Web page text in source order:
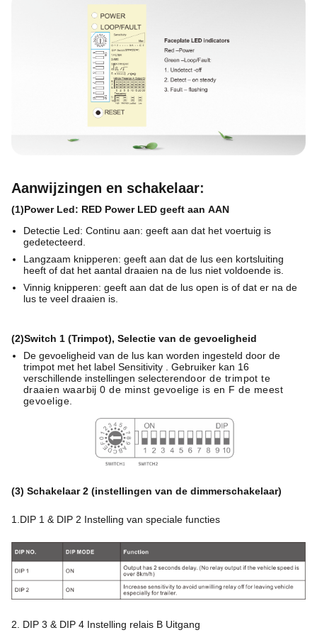
Aanwijzingen en schakelaar:
(1)Power Led: RED Power LED geeft aan AAN
Detectie Led: Continu aan: geeft aan dat het voertuig is
gedetecteerd.
Langzaam knipperen: geeft aan dat de lus een kortsluiting
heeft of dat het aantal draaien na de lus niet voldoende is.
Vinnig knipperen: geeft aan dat de lus open is of dat er na de
lus te veel draaien is.
(2)Switch 1 (Trimpot), Selectie van de gevoeligheid
De gevoeligheid van de lus kan worden ingesteld door de
trimpot met het label Sensitivity . Gebruiker kan 16
verschillende instellingen selecterendoor de trimpot te
draaien waarbij 0 de minst gevoelige is en F de meest
gevoelige.
(3) Schakelaar 2 (instellingen van de dimmerschakelaar)
1.DIP 1 & DIP 2 Instelling van speciale functies
2. DIP 3 & DIP 4 Instelling relais B Uitgang